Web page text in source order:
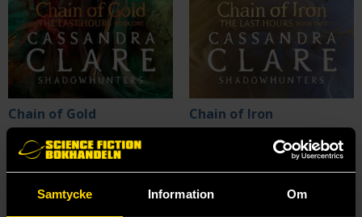
Samtycke Information Om
Chain of Gold
Cassandra Clare
179 kr
Beställ
Chain of Iron
Cassandra Clare